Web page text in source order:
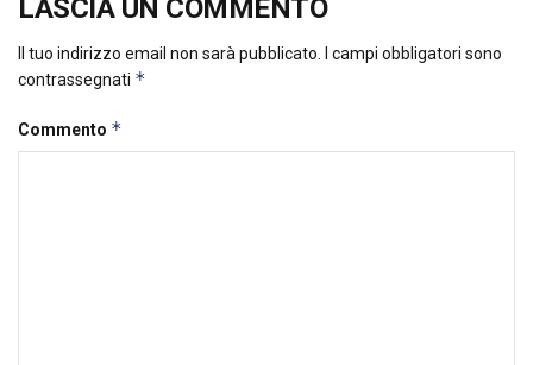
LASCIA UN COMMENTO
Il tuo indirizzo email non sarà pubblicato.
I campi obbligatori sono
contrassegnati *
Commento *